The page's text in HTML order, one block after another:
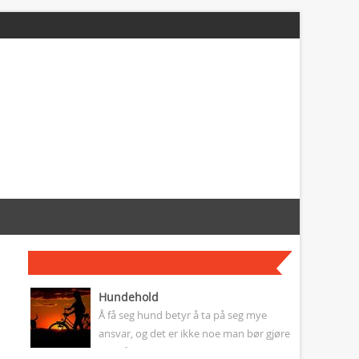
Hundehold
Å få seg hund betyr å ta på seg mye
ansvar, og det er ikke noe man bør gjøre
uten å ha tenkt nøye gjennom...